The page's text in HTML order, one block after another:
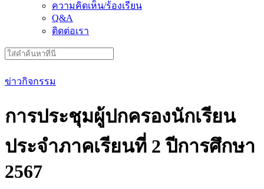
ความคิดเห็น/ร้องเรียน
Q&A
ติดต่อเรา
Search
for:
ข่าวกิจกรรม
การประชุมผู้ปกครองนักเรียน
ประจำภาคเรียนที่ 2 ปีการศึกษา
2567